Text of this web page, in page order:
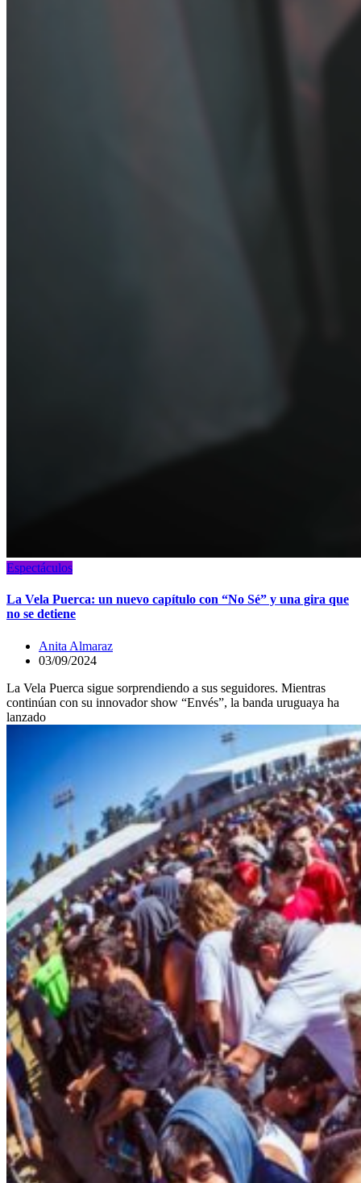
Espectáculos
La Vela Puerca: un nuevo capítulo con “No Sé” y una gira que
no se detiene
Anita Almaraz
03/09/2024
La Vela Puerca sigue sorprendiendo a sus seguidores. Mientras
continúan con su innovador show “Envés”, la banda uruguaya ha
lanzado